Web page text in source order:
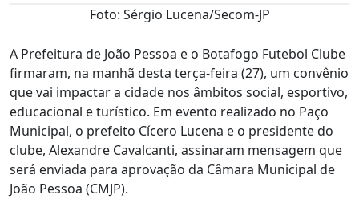
Foto: Sérgio Lucena/Secom-JP
A Prefeitura de João Pessoa e o Botafogo Futebol Clube
firmaram, na manhã desta terça-feira (27), um convênio
que vai impactar a cidade nos âmbitos social, esportivo,
educacional e turístico. Em evento realizado no Paço
Municipal, o prefeito Cícero Lucena e o presidente do
clube, Alexandre Cavalcanti, assinaram mensagem que
será enviada para aprovação da Câmara Municipal de
João Pessoa (CMJP).